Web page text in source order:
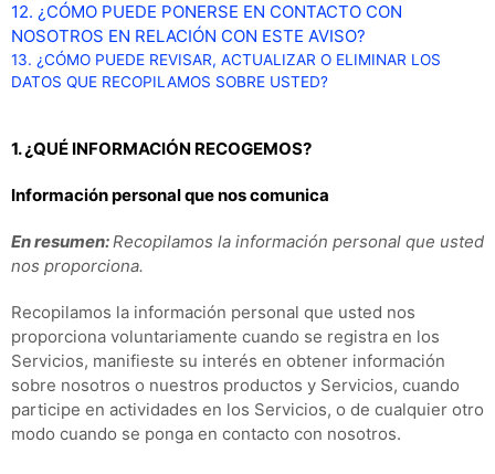
12. ¿CÓMO PUEDE PONERSE EN CONTACTO CON
NOSOTROS EN RELACIÓN CON ESTE AVISO?
13. ¿CÓMO PUEDE REVISAR, ACTUALIZAR O ELIMINAR LOS
DATOS QUE RECOPILAMOS SOBRE USTED?
1. ¿QUÉ INFORMACIÓN RECOGEMOS?
Información personal que nos comunica
En resumen:Recopilamos la información personal que usted
nos proporciona.
Recopilamos la información personal que usted nos
proporciona voluntariamente cuando se registra en los
Servicios, manifieste su interés en obtener información
sobre nosotros o nuestros productos y Servicios, cuando
participe en actividades en los Servicios, o de cualquier otro
modo cuando se ponga en contacto con nosotros.